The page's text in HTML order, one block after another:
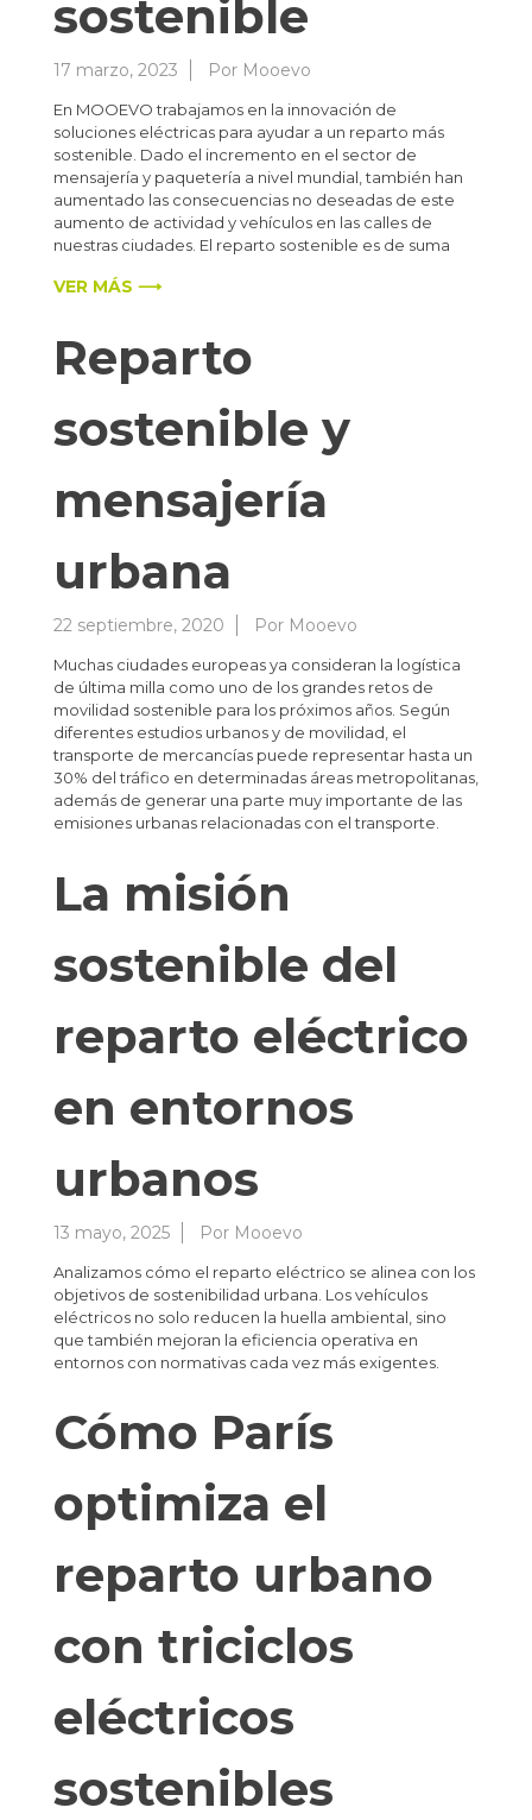
sostenible
17 marzo, 2023 Por Mooevo
En MOOEVO trabajamos en la innovación de
soluciones eléctricas para ayudar a un reparto más
sostenible. Dado el incremento en el sector de
mensajería y paquetería a nivel mundial, también han
aumentado las consecuencias no deseadas de este
aumento de actividad y vehículos en las calles de
nuestras ciudades. El reparto sostenible es de suma
VER MÁS ⟶
Reparto
sostenible y
mensajería
urbana
22 septiembre, 2020 Por Mooevo
Muchas ciudades europeas ya consideran la logística
de última milla como uno de los grandes retos de
movilidad sostenible para los próximos años. Según
diferentes estudios urbanos y de movilidad, el
transporte de mercancías puede representar hasta un
30% del tráfico en determinadas áreas metropolitanas,
además de generar una parte muy importante de las
emisiones urbanas relacionadas con el transporte.
La misión
sostenible del
reparto eléctrico
en entornos
urbanos
13 mayo, 2025 Por Mooevo
Analizamos cómo el reparto eléctrico se alinea con los
objetivos de sostenibilidad urbana. Los vehículos
eléctricos no solo reducen la huella ambiental, sino
que también mejoran la eficiencia operativa en
entornos con normativas cada vez más exigentes.
Cómo París
optimiza el
reparto urbano
con triciclos
eléctricos
sostenibles